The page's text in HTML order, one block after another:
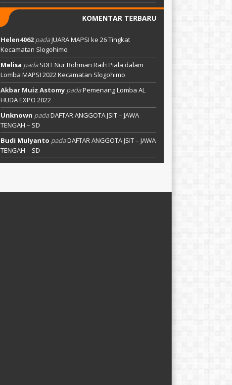
KOMENTAR TERBARU
Helen4062padaJUARA MAPSI ke 26 Tingkat
Kecamatan Slogohimo
Melisa padaSDIT Nur Rohman Raih Piala dalam
Lomba MAPSI 2022 Kecamatan Slogohimo
Akbar Muiz AstomypadaPemenang Lomba AL
HUDA EXPO 2022
Unknown padaDAFTAR ANGGOTA JSIT – JAWA
TENGAH – SD
Budi Mulyanto padaDAFTAR ANGGOTA JSIT – JAWA
TENGAH – SD